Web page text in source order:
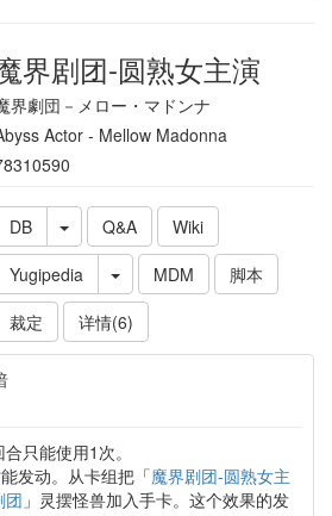
界剧团-圆熟女主演
界劇団－メロー・マドンナ
Actor - Mellow Madonna
DB Q&A
Wiki
Yugipedia
MDM
脚本
裁定
详情(6)
只能使用1次。
发动。从卡组把「魔界剧团-圆熟女主
团 」灵摆怪兽加入手卡。这个效果的发